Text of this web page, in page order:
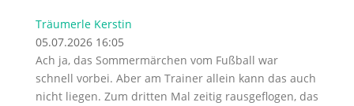
Träumerle Kerstin
05.07.2026 16:05
Ach ja, das Sommermärchen vom Fußball war
schnell vorbei. Aber am Trainer allein kann das auch
nicht liegen. Zum dritten Mal zeitig rausgeflogen, das